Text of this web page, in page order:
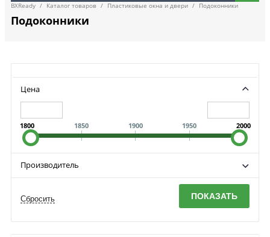
BXReady / Каталог товаров / Пластиковые окна и двери / Подоконники
Подоконники
Цена
1800 1850 1900 1950 2000
Производитель